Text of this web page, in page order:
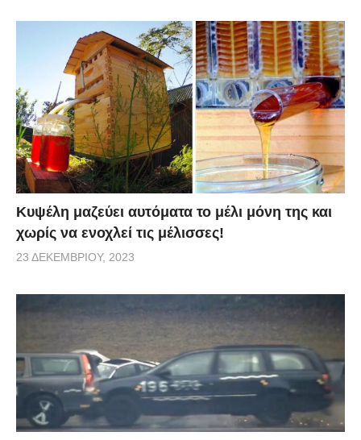
Κυψέλη μαζεύει αυτόματα το μέλι μόνη της και
χωρίς να ενοχλεί τις μέλισσες!
23 ΔΕΚΕΜΒΡΊΟΥ, 2023